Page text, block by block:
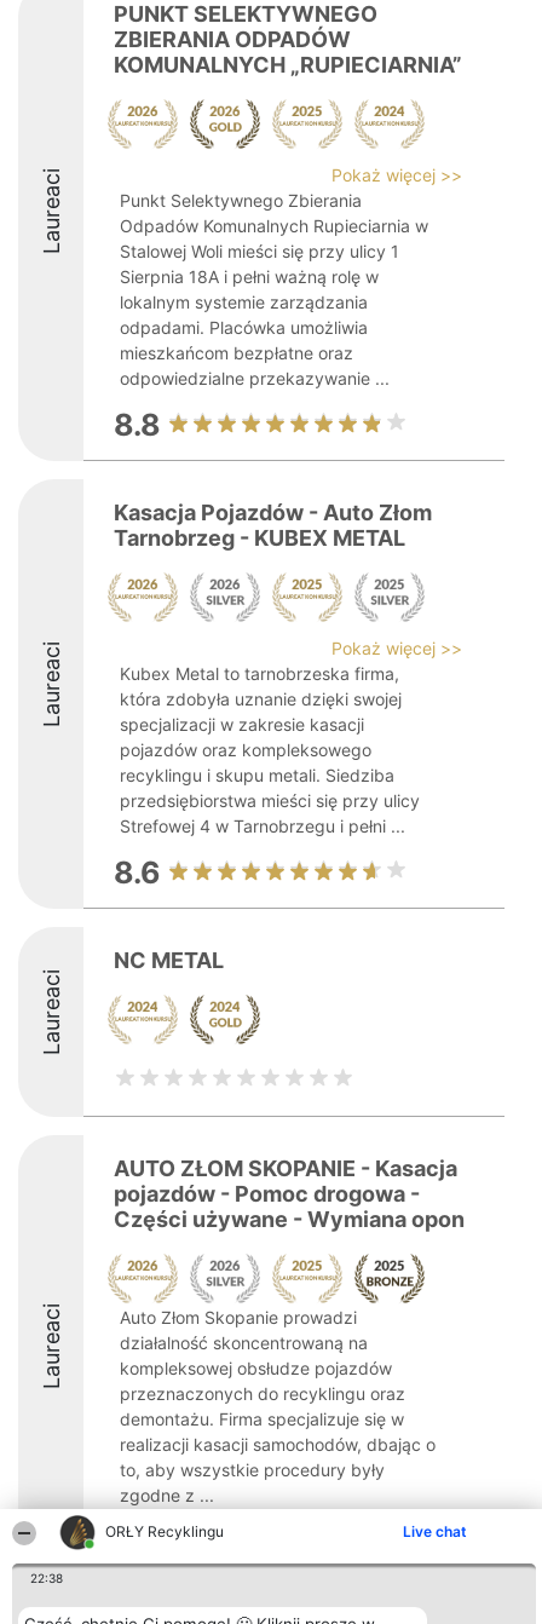
ORŁY Recyklingu Live chat
22:38
Laureaci
PUNKT SELEKTYWNEGO
ZBIERANIA ODPADÓW
KOMUNALNYCH „RUPIECIARNIA”
Pokaż więcej >>
Punkt Selektywnego Zbierania
Odpadów Komunalnych Rupieciarnia w
Stalowej Woli mieści się przy ulicy 1
Sierpnia 18A i pełni ważną rolę w
lokalnym systemie zarządzania
odpadami. Placówka umożliwia
mieszkańcom bezpłatne oraz
odpowiedzialne przekazywanie ...
8.8
Laureaci
Kasacja Pojazdów - Auto Złom
Tarnobrzeg - KUBEX METAL
Pokaż więcej >>
Kubex Metal to tarnobrzeska firma,
która zdobyła uznanie dzięki swojej
specjalizacji w zakresie kasacji
pojazdów oraz kompleksowego
recyklingu i skupu metali. Siedziba
przedsiębiorstwa mieści się przy ulicy
Strefowej 4 w Tarnobrzegu i pełni ...
8.6
Laureaci
NC METAL
Laureaci
AUTO ZŁOM SKOPANIE - Kasacja
pojazdów - Pomoc drogowa -
Części używane - Wymiana opon
Auto Złom Skopanie prowadzi
działalność skoncentrowaną na
kompleksowej obsłudze pojazdów
przeznaczonych do recyklingu oraz
demontażu. Firma specjalizuje się w
realizacji kasacji samochodów, dbając o
to, aby wszystkie procedury były
zgodne z ...
8.6